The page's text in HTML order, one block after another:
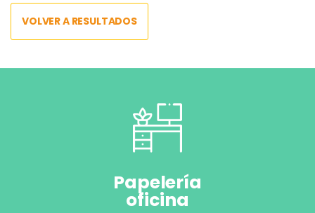
VOLVER A RESULTADOS
Papelería
oficina